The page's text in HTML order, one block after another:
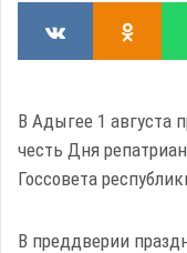
В Адыгее 1 августа
честь Дня
Госсовета
В преддверии